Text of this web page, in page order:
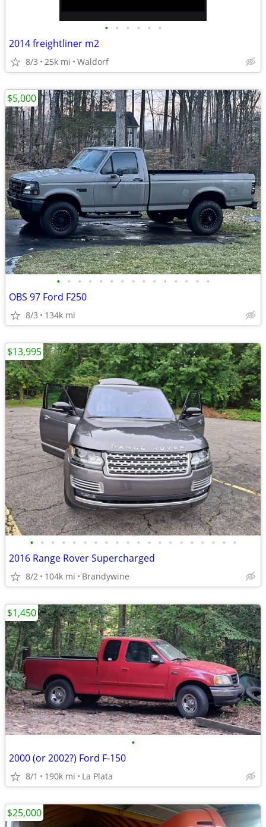
• • • • • •
2014 freightliner m2
8/3 25k mi Waldorf
• • • • • • • • • • • • • • •
OBS 97 Ford F250
8/3 134k mi
$5,000
• • • • • • • • • • • • • • • • • • • •
2016 Range Rover Supercharged
8/2 104k mi Brandywine
$13,995
•
2000 (or 2002?) Ford F-150
8/1 190k mi La Plata
$1,450
$25,000